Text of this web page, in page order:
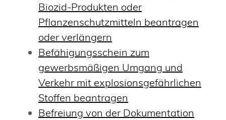
Biozid-Produkten oder
Pflanzenschutzmitteln beantragen
oder verlängern
Befähigungsschein zum
gewerbsmäßigen Umgang und
Verkehr mit explosionsgefährlichen
Stoffen beantragen
Befreiung von der Dokumentation